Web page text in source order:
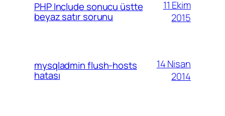
PHP Include sonucu üstte
beyaz satır sorunu
11 Ekim
2015
mysqladmin flush-hosts
hatası
14 Nisan
2014